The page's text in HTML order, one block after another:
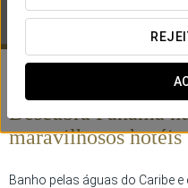
Eurostars Hotel Company
Descubra Panamá
maravilhosos hotéis
Banho pelas águas do Caribe